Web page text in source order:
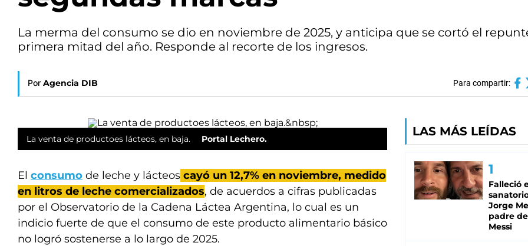
La merma del consumo se dio en noviembre de 2025, y anticipa que se cortó el
primera mitad del año. Responde al recorte de los ingresos.
Por Agencia DIB Para compartir:
La venta de productoes lácteos, en baja. Portal Lechero.
El consumo de leche y lácteos cayó un 12,7% en noviembre, medido
en litros de leche comercializados, de acuerdos a cifras publicadas
por el Observatorio de la Cadena Láctea Argentina, lo cual es un
indicio fuerte de que el consumo de este producto alimentario básico
no logró sostenerse a lo largo de 2025.
LAS MÁS LEÍDAS
Falleció
Jorge
padre
Messi